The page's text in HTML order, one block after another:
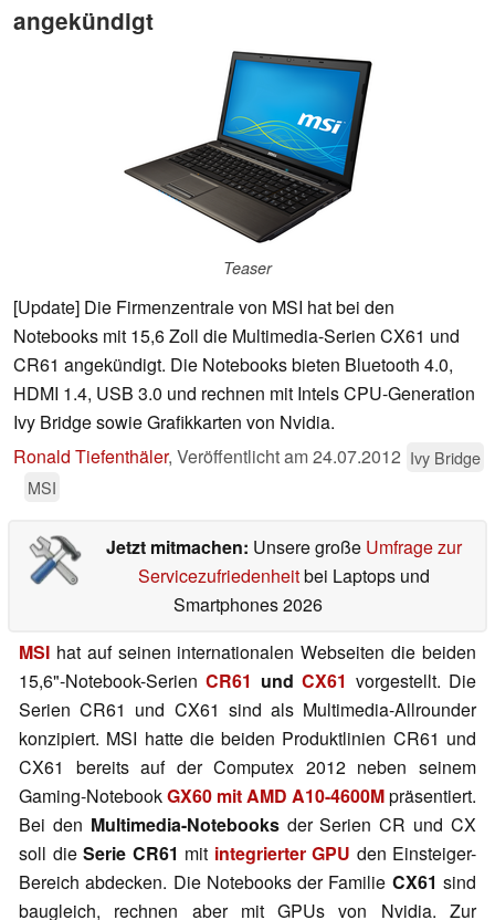
angekündigt
Teaser
[Update] Die Firmenzentrale von MSI hat bei den
Notebooks mit 15,6 Zoll die Multimedia-Serien CX61 und
CR61 angekündigt. Die Notebooks bieten Bluetooth 4.0,
HDMI 1.4, USB 3.0 und rechnen mit Intels CPU-Generation
Ivy Bridge sowie Grafikkarten von Nvidia.
Ronald Tiefenthäler, Veröffentlicht am24.07.2012 Ivy Bridge
MSI
Jetzt mitmachen: Unsere große Umfrage zur
Servicezufriedenheitbei Laptops und
Smartphones 2026
MSI hat auf seinen internationalen Webseiten die beiden
15,6"-Notebook-SerienCR61 undCX61 vorgestellt. Die
Serien CR61 und CX61 sind als Multimedia-Allrounder
konzipiert. MSI hatte die beiden Produktlinien CR61 und
CX61 bereits auf der Computex 2012 neben seinem
Gaming-NotebookGX60 mit AMD A10-4600Mpräsentiert.
Bei den Multimedia-Notebooksder Serien CR und CX
soll die Serie CR61 mit integrierter GPU den Einsteiger-
Bereich abdecken. Die Notebooks der Familie CX61 sind
baugleich, rechnen aber mit GPUs von Nvidia. Zur